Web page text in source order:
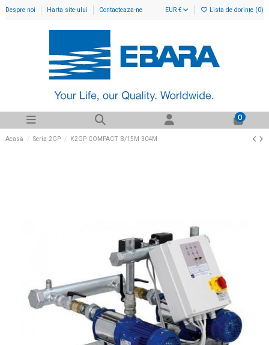
Despre noi Harta site-ului Contacteaza-ne EUR € Lista de dorințe (0)
0
Acasă Seria 2GP K2GP COMPACT B/15M 304M